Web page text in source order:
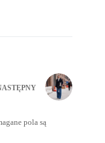
pola są